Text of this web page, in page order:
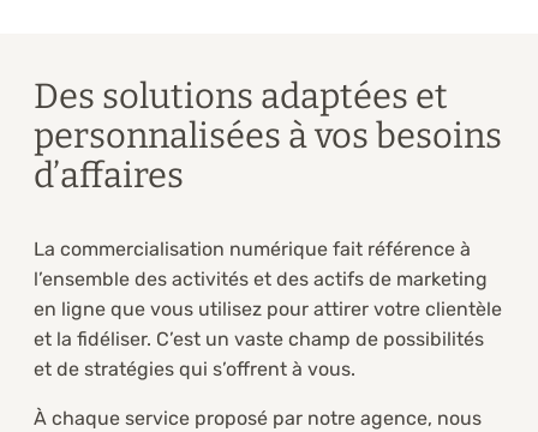
Des solutions adaptées et
personnalisées à vos besoins
d’affaires
La commercialisation numérique fait référence à
l’ensemble des activités et des actifs de marketing
en ligne que vous utilisez pour attirer votre clientèle
et la fidéliser. C’est un vaste champ de possibilités
et de stratégies qui s’offrent à vous.
À chaque service proposé par notre agence, nous